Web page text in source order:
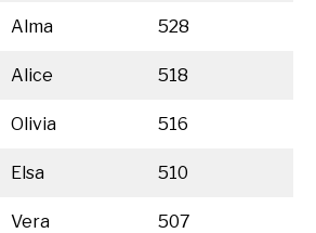
Alma 528
Alice 518
Olivia 516
Elsa 510
Vera 507